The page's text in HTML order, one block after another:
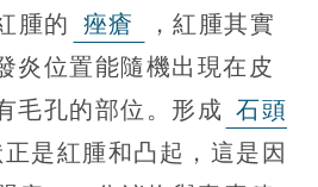
腫的 痤瘡
，紅腫其實
炎位置能隨機出現在皮
毛孔的部位。形成 石頭
是紅腫和凸起，這是因